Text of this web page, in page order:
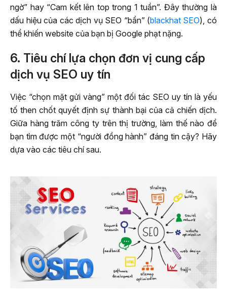
ngờ” hay “Cam kết lên top trong 1 tuần”. Đây thường là
dấu hiệu của các dịch vụ SEO “bẩn” (blackhat SEO), có
thể khiến website của bạn bị Google phạt nặng.
6. Tiêu chí lựa chọn đơn vị cung cấp
dịch vụ SEO uy tín
Việc “chọn mặt gửi vàng” một đối tác SEO uy tín là yếu
tố then chốt quyết định sự thành bại của cả chiến dịch.
Giữa hàng trăm công ty trên thị trường, làm thế nào để
bạn tìm được một “người đồng hành” đáng tin cậy? Hãy
dựa vào các tiêu chí sau.